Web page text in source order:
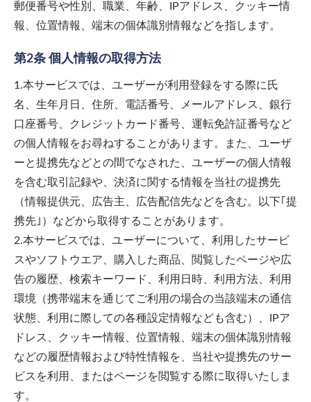
郵便番号や性別、職業、年齢、IPアドレス、クッキー情
報、位置情報、端末の個体識別情報などを指します。
第2条 個人情報の取得方法
1.本サービスでは、ユーザーが利用登録をする際に氏
名、生年月日、住所、電話番号、メールアドレス、銀行
口座番号、クレジットカード番号、運転免許証番号など
の個人情報をお尋ねすることがあります。また、ユーザ
ーと提携先などとの間でなされた、ユーザーの個人情報
を含む取引記録や、決済に関する情報を当社の提携先
（情報提供元、広告主、広告配信先などを含む。以下｢提
携先｣）などから取得することがあります。
2.本サービスでは、ユーザーについて、利用したサービ
スやソフトウエア、購入した商品、閲覧したページや広
告の履歴、検索キーワード、利用日時、利用方法、利用
環境（携帯端末を通じてご利用の場合の当該端末の通信
状態、利用に際しての各種設定情報なども含む）、IPア
ドレス、クッキー情報、位置情報、端末の個体識別情報
などの履歴情報および特性情報を、当社や提携先のサー
ビスを利用、またはページを閲覧する際に取得いたしま
す。